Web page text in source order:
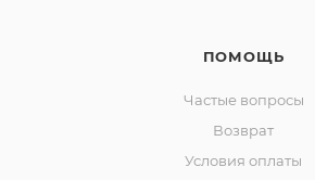
ПОМОЩЬ
Частые вопросы
Возврат
Условия оплаты